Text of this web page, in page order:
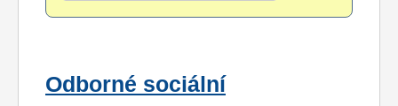
Odborné sociální